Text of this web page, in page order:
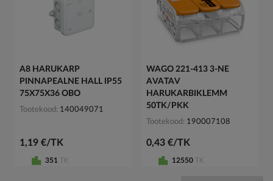
A8 HARUKARP
PINNAPEALNE HALL IP55
75X75X36 OBO
Tootekood 140049071
1,19 €/TK
351 TK
WAGO 221-413 3-NE
AVATAV
HARUKARBIKLEMM
50TK/PKK
Tootekood 190007108
0,43 €/TK
12550 TK